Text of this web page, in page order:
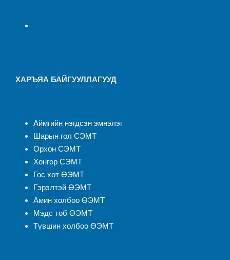
ХАРЪЯА БАЙГУУЛЛАГУУД
Аймгийн нэгдсэн эмнэлэг
Шарын гол СЭМТ
Орхон СЭМТ
Хонгор СЭМТ
Гос хот ӨЭМТ
Гэрэлтэй ӨЭМТ
Амин холбоо ӨЭМТ
Мэдс тоб ӨЭМТ
Түвшин холбоо ӨЭМТ